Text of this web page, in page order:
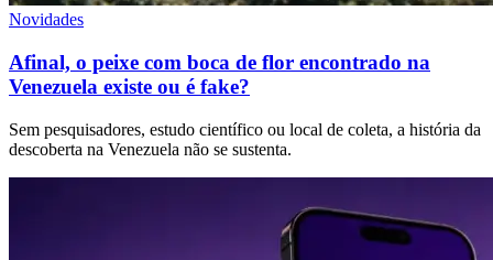
Novidades
Afinal, o peixe com boca de flor encontrado na
Venezuela existe ou é fake?
Sem pesquisadores, estudo científico ou local de coleta, a história da
descoberta na Venezuela não se sustenta.